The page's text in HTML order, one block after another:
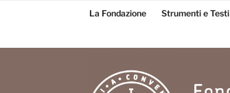
La Fondazione Strumenti e Testi